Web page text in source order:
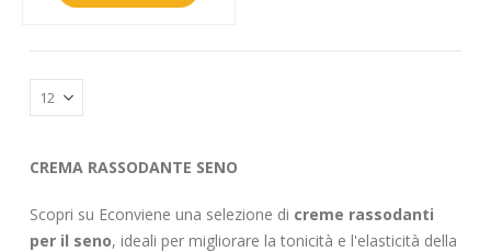
CREMA RASSODANTE SENO
Scopri su Econviene una selezione di creme rassodanti
per il seno, ideali per migliorare la tonicità e l'elasticità della